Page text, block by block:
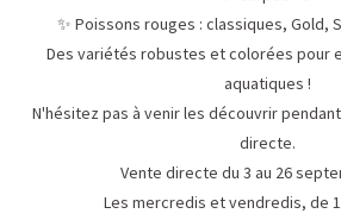
✨ Poissons rouges : classiques, Gold,
Des variétés robustes et colorées pour
aquatiques !
N'hésitez pas à venir les découvrir
directe.
Vente directe du 3 au 26
Les mercredis et vendredis, de